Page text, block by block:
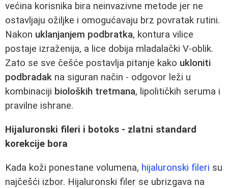
većina korisnika bira neinvazivne metode jer ne
ostavljaju ožiljke i omogućavaju brz povratak rutini.
Nakon uklanjanjem podbratka, kontura vilice
postaje izraženija, a lice dobija mladalački V‑oblik.
Zato se sve češće postavlja pitanje kako ukloniti
podbradak na siguran način - odgovor leži u
kombinaciji bioloških tretmana, lipolitičkih seruma i
pravilne ishrane.
Hijaluronski fileri i botoks - zlatni standard
korekcije bora
Kada koži ponestane volumena, hijaluronski fileri su
najčešći izbor. Hijaluronski filer se ubrizgava na